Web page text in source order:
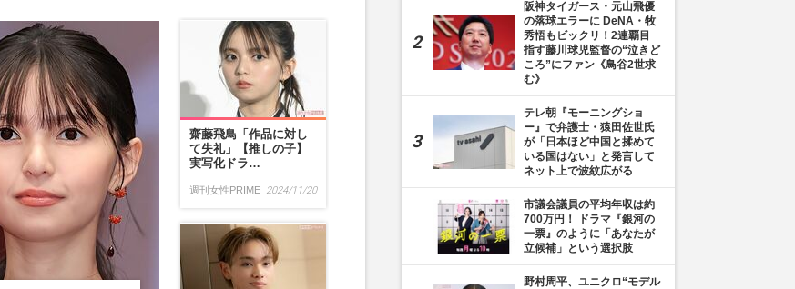
齋藤飛鳥「作品に対し
て失礼」【推しの子】
実写化ドラ…
週刊女性PRIME 2024/11/20
阪神タイガース・元山飛優
の落球エラーに DeNA・牧
秀悟もビックリ！2連覇目
指す藤川球児監督の“泣きど
ころ”にファン《鳥谷2世求
む》
テレ朝『モーニングショ
ー』で弁護士・猿田佐世氏
が「日本ほど中国と揉めて
いる国はない」と発言して
ネット上で波紋広がる
市議会議員の平均年収は約
700万円！ ドラマ『銀河の
一票』のように「あなたが
立候補」という選択肢
野村周平、ユニクロ“モデル